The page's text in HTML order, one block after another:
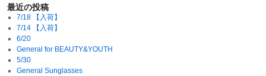
最近の投稿
7/18 【入荷】
7/14 【入荷】
6/20
General for BEAUTY&YOUTH
5/30
General Sunglasses